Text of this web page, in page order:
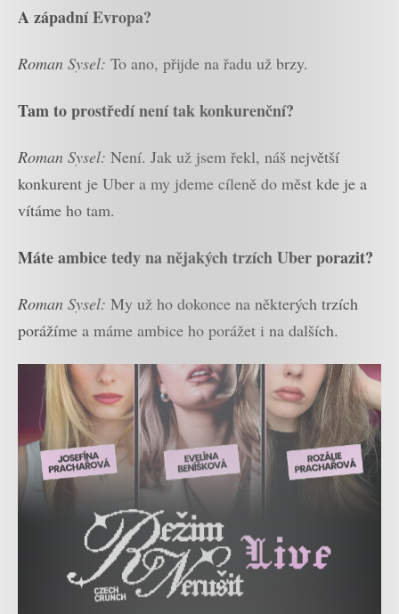
A západní Evropa?
Roman Sysel: To ano, přijde na řadu už brzy.
Tam to prostředí není tak konkurenční?
Roman Sysel: Není. Jak už jsem řekl, náš největší
konkurent je Uber a my jdeme cíleně do měst kde je a
vítáme ho tam.
Máte ambice tedy na nějakých trzích Uber porazit?
Roman Sysel: My už ho dokonce na některých trzích
porážíme a máme ambice ho porážet i na dalších.